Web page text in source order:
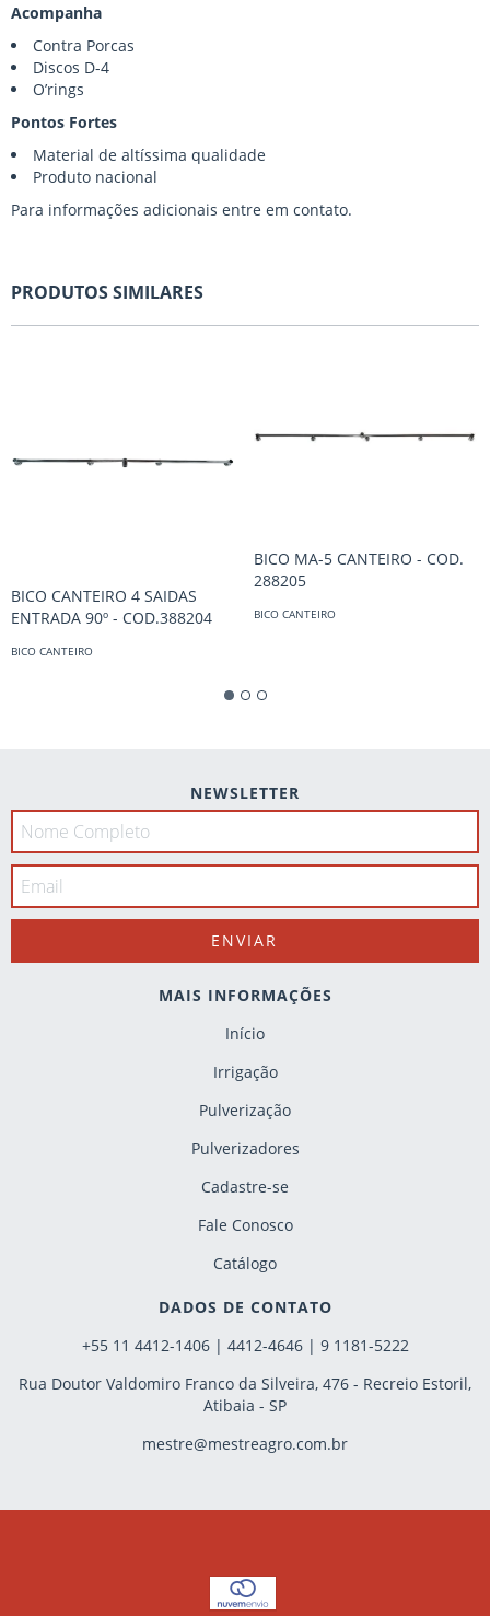
Acompanha
Contra Porcas
Discos D-4
O’rings
Pontos Fortes
Material de altíssima qualidade
Produto nacional
Para informações adicionais entre em contato.
PRODUTOS SIMILARES
BICO CANTEIRO 4 SAIDAS
ENTRADA 90º - COD.388204
BICO CANTEIRO
BICO MA-5 CANTEIRO - COD.
288205
BICO CANTEIRO
NEWSLETTER
MAIS INFORMAÇÕES
Início
Irrigação
Pulverização
Pulverizadores
Cadastre-se
Fale Conosco
Catálogo
DADOS DE CONTATO
+55 11 4412-1406 | 4412-4646 | 9 1181-5222
Rua Doutor Valdomiro Franco da Silveira, 476 - Recreio Estoril,
Atibaia - SP
mestre@mestreagro.com.br